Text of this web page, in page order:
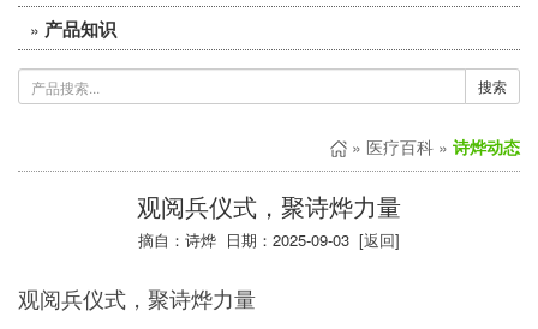
» 产品知识
搜索
» 医疗百科 » 诗烨动态
观阅兵仪式，聚诗烨力量
摘自：诗烨 日期：2025-09-03 [返回]
观阅兵仪式，聚诗烨力量